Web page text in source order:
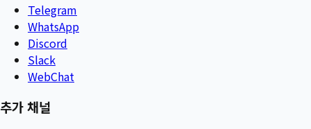
Telegram
WhatsApp
Discord
Slack
WebChat
추가 채널